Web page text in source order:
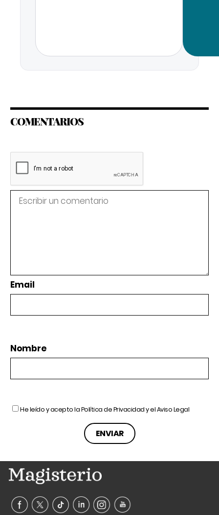
COMENTARIOS
Email
Nombre
He leído y acepto laPolítica de Privacidady elAviso Legal